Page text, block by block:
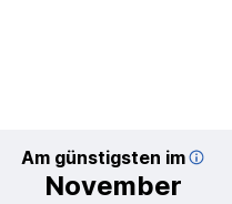
Am günstigsten im
November